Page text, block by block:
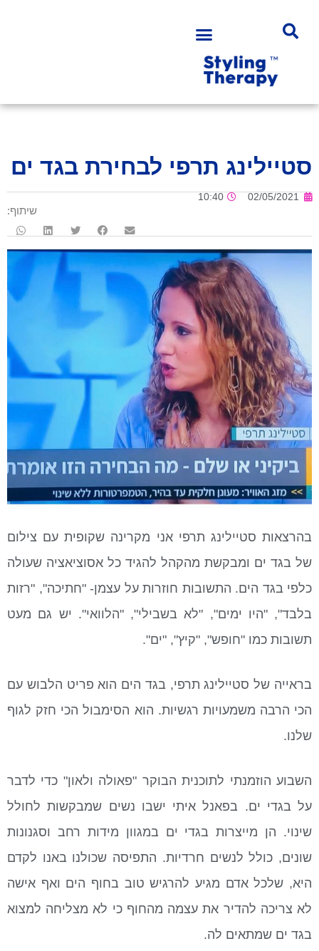
סטיילינג תרפי לבחירת בגד ים
02/05/2021
10:40
שיתוף:
בהרצאות סטיילינג תרפי אני מקרינה שקופית עם צילום
של בגד ים ומבקשת מהקהל להגיד כל אסוציאציה שעולה
כלפי בגד הים. התשובות חוזרות על עצמן- "חתיכה", "רזות
בלבד", "היו ימים", "לא בשבילי", "הלוואי". יש גם מעט
תשובות כמו "חופש", "קיץ", "ים".
בראייה של סטיילינג תרפי, בגד הים הוא פריט הלבוש עם
הכי הרבה משמעויות רגשיות. הוא הסימבול הכי חזק לגוף
שלנו.
השבוע הוזמנתי לתוכנית הבוקר "פאולה ולאון" כדי לדבר
על בגדי ים. בפאנל איתי ישבו נשים שמבקשות לחולל
שינוי. הן מייצרות בגדי ים במגוון מידות רחב וסגנונות
שונים, כולל לנשים חרדיות. התפיסה שכולנו באנו לקדם
היא, שלכל אדם מגיע להרגיש טוב בחוף הים ואף אישה
לא צריכה להדיר את עצמה מהחוף כי לא מצליחה למצוא
בגד ים שמתאים לה.